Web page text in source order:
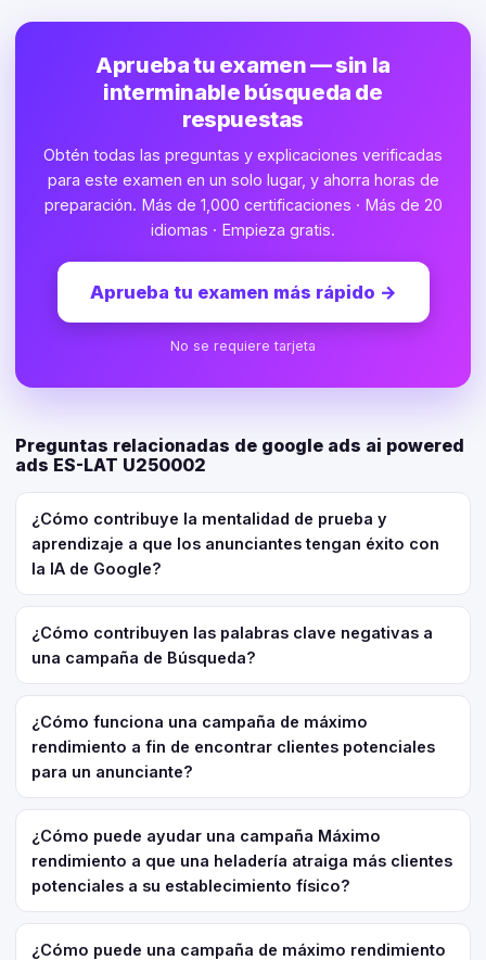
Aprueba tu examen — sin la
interminable búsqueda de
respuestas
Obtén todas las preguntas y explicaciones verificadas
para este examen en un solo lugar, y ahorra horas de
preparación. Más de 1,000 certificaciones · Más de 20
idiomas · Empieza gratis.
Aprueba tu examen más rápido →
No se requiere tarjeta
Preguntas relacionadas de google ads ai powered
ads ES-LAT U250002
¿Cómo contribuye la mentalidad de prueba y
aprendizaje a que los anunciantes tengan éxito con
la IA de Google?
¿Cómo contribuyen las palabras clave negativas a
una campaña de Búsqueda?
¿Cómo funciona una campaña de máximo
rendimiento a fin de encontrar clientes potenciales
para un anunciante?
¿Cómo puede ayudar una campaña Máximo
rendimiento a que una heladería atraiga más clientes
potenciales a su establecimiento físico?
¿Cómo puede una campaña de máximo rendimiento